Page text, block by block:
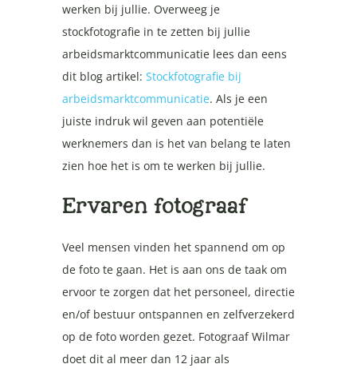
werken bij jullie. Overweeg je
stockfotografie in te zetten bij jullie
arbeidsmarktcommunicatie lees dan eens
dit blog artikel: Stockfotografie bij
arbeidsmarktcommunicatie. Als je een
juiste indruk wil geven aan potentiële
werknemers dan is het van belang te laten
zien hoe het is om te werken bij jullie.
Ervaren fotograaf
Veel mensen vinden het spannend om op
de foto te gaan. Het is aan ons de taak om
ervoor te zorgen dat het personeel, directie
en/of bestuur ontspannen en zelfverzekerd
op de foto worden gezet. Fotograaf Wilmar
doet dit al meer dan 12 jaar als